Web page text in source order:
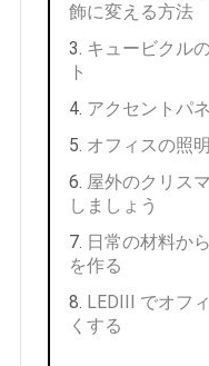
飾に変える方法
キュービクル
ト
アクセントパ
オフィスの照
屋外のクリス
しましょう
日常の材料か
を作る
LEDIII でオフ
くする